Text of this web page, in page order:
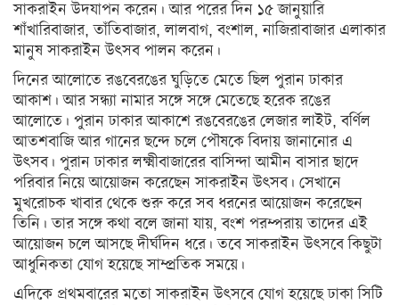
রূপচর্চা
রসনাবিলাস
সম্পর্ক
ফ্যাশন
ইয়োগা
ফিচার
সাহিত্য
ও
সংস্কৃতি
পঞ্জিকা
সাকরাইন উদযাপন করেন। আর পরের দিন ১৫ জানুয়ারি
শাঁখারিবাজার, তাঁতিবাজার, লালবাগ, বংশাল, নাজিরাবাজার এলাকার
মানুষ সাকরাইন উৎসব পালন করেন।
দিনের আলোতে রঙবেরঙের ঘুড়িতে মেতে ছিল পুরান ঢাকার
আকাশ। আর সন্ধ্যা নামার সঙ্গে সঙ্গে মেতেছে হরেক রঙের
আলোতে। পুরান ঢাকার আকাশে রঙবেরঙের লেজার লাইট, বর্ণিল
আতশবাজি আর গানের ছন্দে চলে পৌষকে বিদায় জানানোর এ
উৎসব। পুরান ঢাকার লক্ষ্মীবাজারের বাসিন্দা আমীন বাসার ছাদে
পরিবার নিয়ে আয়োজন করেছেন সাকরাইন উৎসব। সেখানে
মুখরোচক খাবার থেকে শুরু করে সব ধরনের আয়োজন করেছেন
তিনি। তার সঙ্গে কথা বলে জানা যায়, বংশ পরম্পরায় তাদের এই
আয়োজন চলে আসছে দীর্ঘদিন ধরে। তবে সাকরাইন উৎসবে কিছুটা
আধুনিকতা যোগ হয়েছে সাম্প্রতিক সময়ে।
এদিকে প্রথমবারের মতো সাকরাইন উৎসবে যোগ হয়েছে ঢাকা সিটি